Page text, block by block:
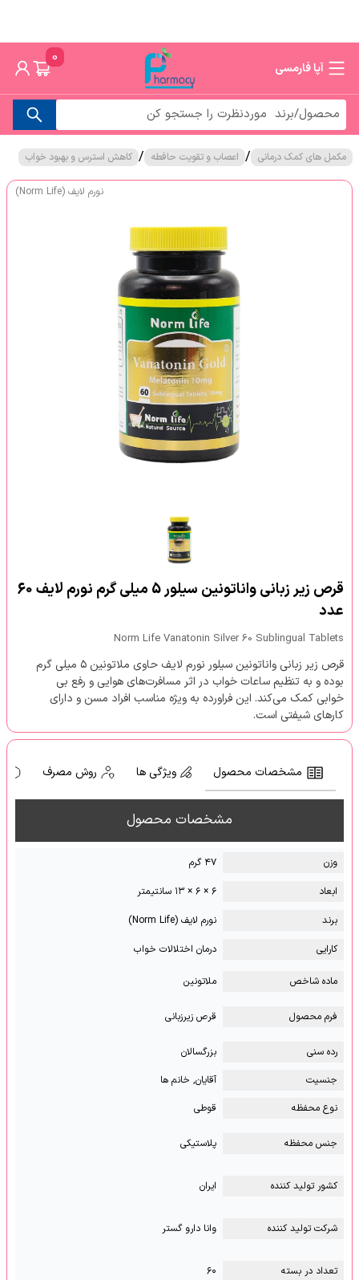
آپا فارمسی
0
مکمل های کمک درمانی / اعصاب و تقویت حافطه / کاهش استرس و بهبود خواب
نورم لایف (Norm Life)
قرص زیر زبانی واناتونین سیلور 5 میلی گرم نورم لایف 60
عدد
Norm Life Vanatonin Silver 60 Sublingual Tablets
قرص زیر زبانی واناتونین سیلور نورم لایف حاوی ملاتونین ۵ میلی گرم
بوده و به تنظیم ساعات خواب در اثر مسافرت‌های هوایی و رفع بی
خوابی کمک می‌کند. این فراورده به ویژه مناسب افراد مسن و دارای
کارهای شیفتی است.
مشخصات محصول ویژگی ها روش مصرف
مشخصات محصول
وزن
۴۷ گرم
ابعاد
۶ × ۶ × ۱۳ سانتیمتر
برند
نورم لایف (Norm Life)
کارایی
درمان اختلالات خواب
ماده شاخص ملاتونین
فرم محصول قرص زیرزبانی
رده سنی
بزرگسالان
جنسیت
آقایان, خانم ها
نوع محفظه
قوطی
جنس محفظه پلاستیکی
کشور تولید کننده ایران
شرکت تولید کننده وانا دارو گستر
تعداد در بسته ۶۰